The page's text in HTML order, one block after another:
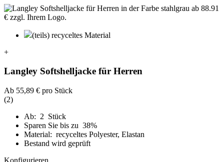
(teils) recyceltes Material
+
Langley Softshelljacke für Herren
Ab 55,89 € pro Stück
(2)
Ab: 2 Stück
Sparen Sie bis zu 38%
Material: recyceltes Polyester, Elastan
Bestand wird geprüft